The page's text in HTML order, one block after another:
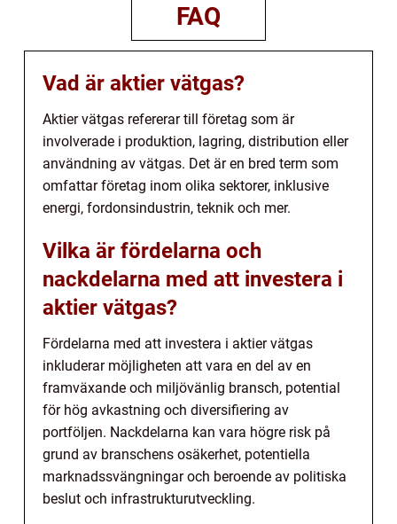
FAQ
Vad är aktier vätgas?
Aktier vätgas refererar till företag som är
involverade i produktion, lagring, distribution eller
användning av vätgas. Det är en bred term som
omfattar företag inom olika sektorer, inklusive
energi, fordonsindustrin, teknik och mer.
Vilka är fördelarna och
nackdelarna med att investera i
aktier vätgas?
Fördelarna med att investera i aktier vätgas
inkluderar möjligheten att vara en del av en
framväxande och miljövänlig bransch, potential
för hög avkastning och diversifiering av
portföljen. Nackdelarna kan vara högre risk på
grund av branschens osäkerhet, potentiella
marknadssvängningar och beroende av politiska
beslut och infrastrukturutveckling.